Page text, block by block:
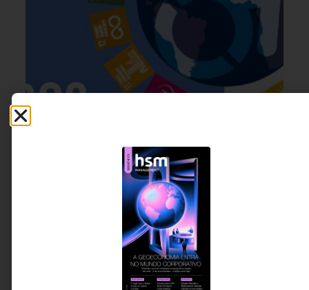
GESTÃO DE PESSOAS &
ARQUITETURA DE TRABALHO
O que estamos fazendo para garantir
trabalho digno às pessoas com deficiência
e avançar nos ODSs da agenda 2030?
Trinta e cinco anos após a criação da Lei de Cotas,
a inclusão de pessoas com deficiência no mercado
de trabalho continua sendo medida principalmente
pelo número de contratações. O desafio agora é
outro: garantir experiências de trabalho dignas,